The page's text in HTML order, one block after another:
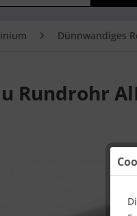
Dünnwandiges
Rundrohr